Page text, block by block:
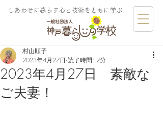
しあわせに暮らす​心と技術をともに学ぶ
2023年4月27日 素敵な
ご夫妻！
村山順子
2023年4月27日 読了時間: 2分